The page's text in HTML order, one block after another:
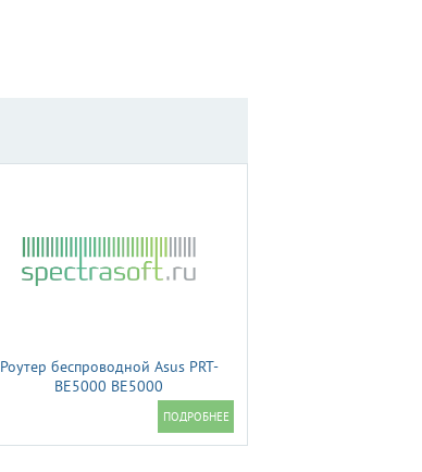
Роутер беспроводной Asus PRT-
BE5000 BE5000
10/100/1000/2500BASE-T